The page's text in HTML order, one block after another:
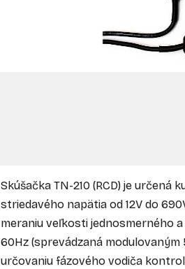
Skúšačka TN-210 (RCD) je
striedavého napätia od 12V do
meraniu veľkosti jednosmerného
60Hz (sprevádzaná
určovaniu fázového vodiča